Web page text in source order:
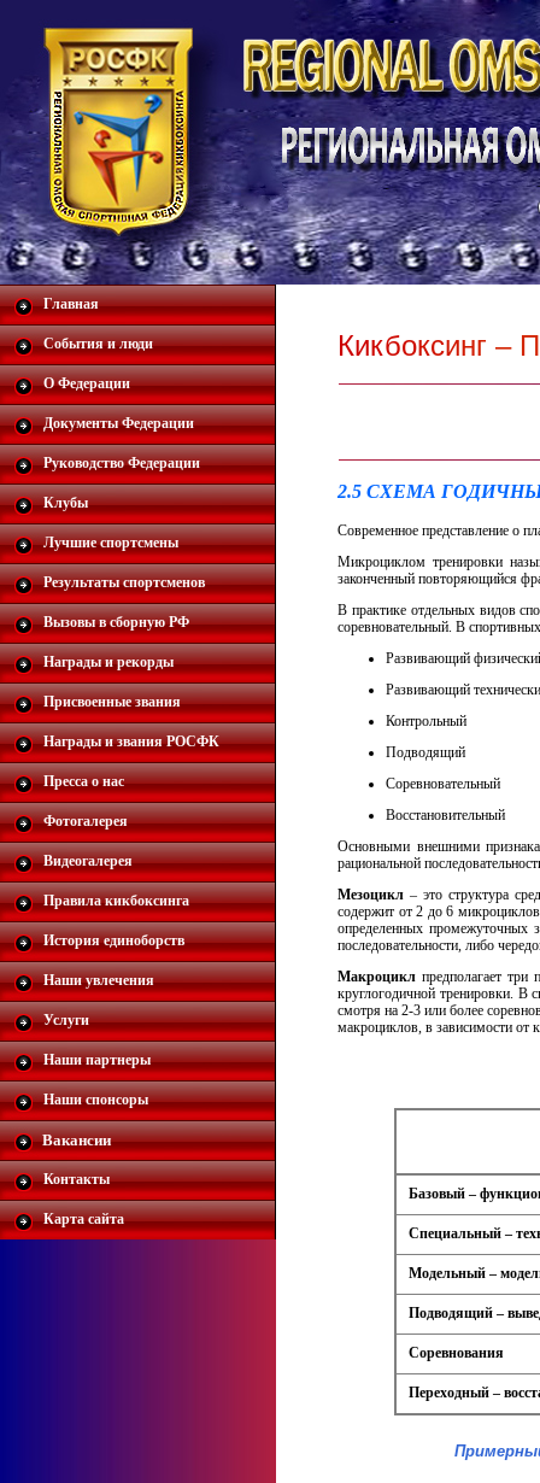
Главная
События и люди
О Федерации
Документы Федерации
Руководство Федерации
Клубы
Лучшие спортсмены
Результаты спортсменов
Вызовы в сборную РФ
Награды и рекорды
Присвоенные звания
Награды и звания РОСФК
Пресса о нас
Фотогалерея
Видеогалерея
Правила кикбоксинга
История единоборств
Наши увлечения
Услуги
Наши партнеры
Наши спонсоры
Вакансии
Контакты
Карта сайта
Кикбоксинг – П
2.5 СХЕМА
Современное представление о
Микроциклом тренировки
законченный повторяющийся
В практике отдельных видов
соревновательный. В
Развивающий
Развивающий
Контрольный
Подводящий
Соревновательный
Восстановительный
Основными внешними
рациональной
Мезоцикл – это структура
содержит от 2 до 6
определенных промежуточных
последовательности, либо
Макроцикл предполагает три
круглогодичной тренировки. В
смотря на 2-3 или более
макроциклов, в зависимости от
Базовый –
Специальный –
Модельный –
Подводящий –
Соревнования
Переходный –